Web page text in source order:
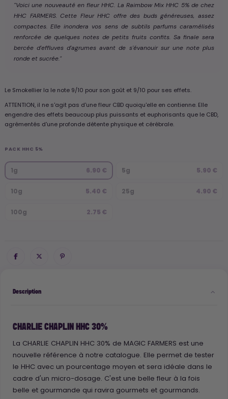
"Voici une nouveauté en fleur HHC. La Raimbow Mix HHC 5% de chez
HHC FARMERS. Cette Fleur HHC offre des buds généreuses, assez
compactes. Elle inondera vos sens de subtils parfums caramélisés
renforcée de quelques notes de petits fruits confits. Sa finale sera
bercée d'effluves d'agrumes avant de s'évanouir sur une note plus
ronde et sucrée."
Le Smokellier la le note 9/10 pour son goût et 9/10 pour ses effets.
ATTENTION, il ne s'agit pas d'une fleur CBD quoiqu'elle en contienne. Elle
engendre des effets beaucoup plus puissants et euphorisants que le CBD,
agrémentés d'une profonde détente physique et cérébrale.
PACK HHC 5%
1g 6.90 € 5g 5.90 €
10g 5.40 € 25g 4.90 €
100g 2.75 €
Description
CHARLIE CHAPLIN HHC 30%
La CHARLIE CHAPLIN HHC 30% de MAGIC FARMERS est une
nouvelle référence à notre catalogue. Elle permet de tester
le HHC avec un pourcentage moyen et sera idéale dans le
cadre d'un micro-dosage. C'est une belle fleur à la fois
belle et gourmande qui ravira gourmets et gourmands.